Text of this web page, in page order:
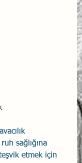
sağlığına
etmek için